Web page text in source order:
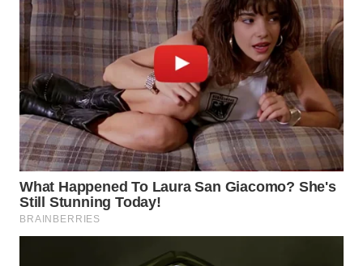
LESUNG
WN
KARO
WN
SIMALUNGUN
WN
LABUHANBATU
WN